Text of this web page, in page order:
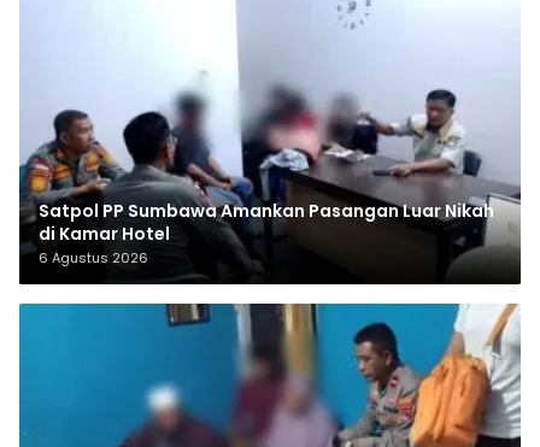
Satpol PP Sumbawa Amankan Pasangan Luar Nikah
di Kamar Hotel
6 Agustus 2026